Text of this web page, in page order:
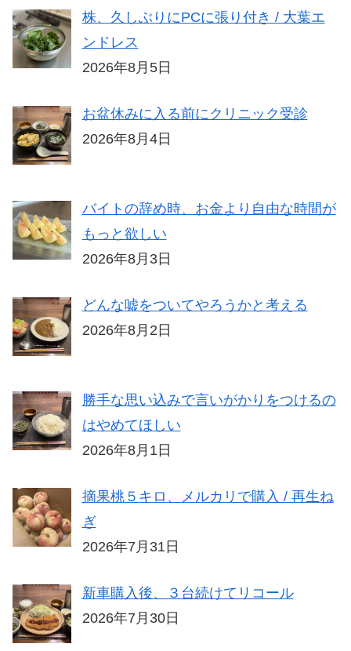
株、久しぶりにPCに張り付き / 大葉エ
ンドレス
2026年8月5日
お盆休みに入る前にクリニック受診
2026年8月4日
バイトの辞め時、お金より自由な時間が
もっと欲しい
2026年8月3日
どんな嘘をついてやろうかと考える
2026年8月2日
勝手な思い込みで言いがかりをつけるの
はやめてほしい
2026年8月1日
摘果桃５キロ、メルカリで購入 / 再生ね
ぎ
2026年7月31日
新車購入後、３台続けてリコール
2026年7月30日